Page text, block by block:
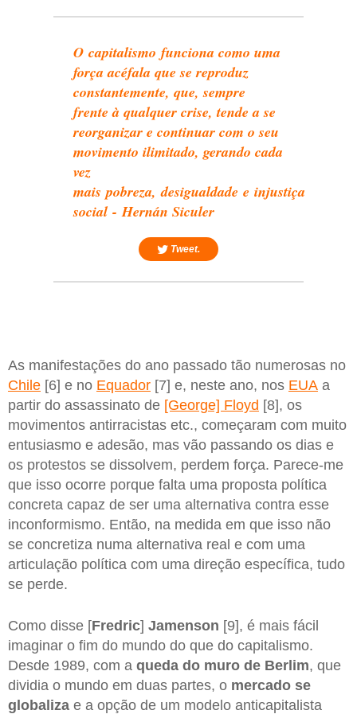
O capitalismo funciona como uma
força acéfala que se reproduz
constantemente, que, sempre
frente à qualquer crise, tende a se
reorganizar e continuar com o seu
movimento ilimitado, gerando cada
vez
mais pobreza, desigualdade e injustiça
social - Hernán Siculer
Tweet.
As manifestações do ano passado tão numerosas no
Chile [6] e no Equador [7] e, neste ano, nos EUA a
partir do assassinato de [George] Floyd [8], os
movimentos antirracistas etc., começaram com muito
entusiasmo e adesão, mas vão passando os dias e
os protestos se dissolvem, perdem força. Parece-me
que isso ocorre porque falta uma proposta política
concreta capaz de ser uma alternativa contra esse
inconformismo. Então, na medida em que isso não
se concretiza numa alternativa real e com uma
articulação política com uma direção específica, tudo
se perde.
Como disse [Fredric] Jamenson [9], é mais fácil
imaginar o fim do mundo do que do capitalismo.
Desde 1989, com a queda do muro de Berlim, que
dividia o mundo em duas partes, o mercado se
globaliza e a opção de um modelo anticapitalista